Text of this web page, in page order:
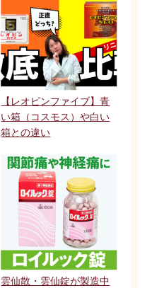
【レオピンファイブ】青
い箱（コスモス）や白い
箱との違い
雲仙散・雲仙錠が製造中